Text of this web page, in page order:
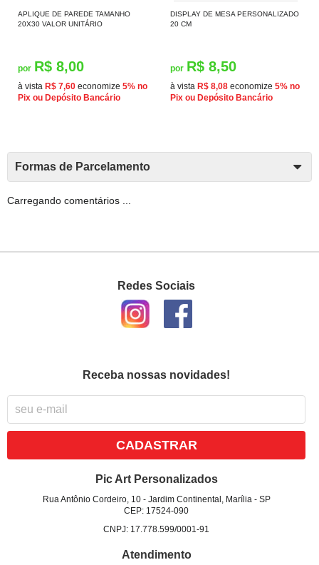
APLIQUE DE PAREDE TAMANHO
20X30 VALOR UNITÁRIO
por R$ 8,00
à vista R$ 7,60 economize 5% no
Pix ou Depósito Bancário
DISPLAY DE MESA PERSONALIZADO
20 CM
por R$ 8,50
à vista R$ 8,08 economize 5% no
Pix ou Depósito Bancário
Formas de Parcelamento
Carregando comentários ...
Redes Sociais
Receba nossas novidades!
CADASTRAR
Pic Art Personalizados
Rua Antônio Cordeiro, 10- Jardim Continental, Marília- SP
CEP: 17524-090
CNPJ: 17.778.599/0001-91
Atendimento